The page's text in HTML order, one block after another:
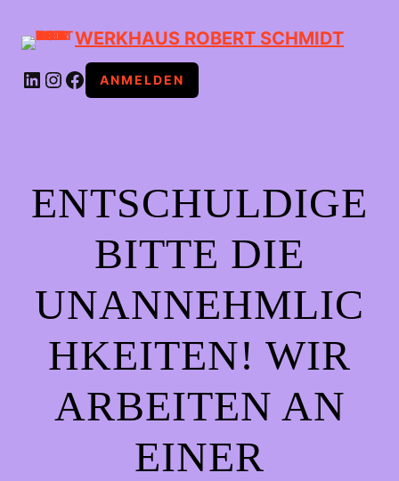
WERKHAUS ROBERT SCHMIDT
LINKEDIN INSTAGRAMFACEBOOK ANMELDEN
ENTSCHULDIGE
BITTE DIE
UNANNEHMLIC
HKEITEN! WIR
ARBEITEN AN
EINER